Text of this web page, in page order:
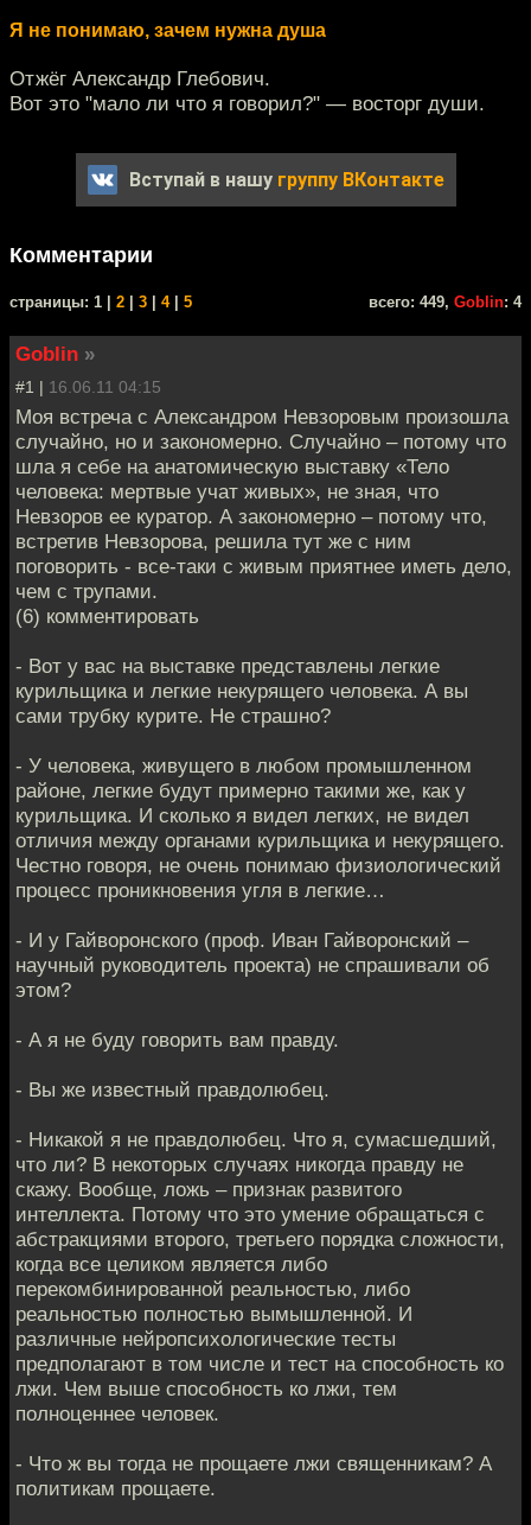
Я не понимаю, зачем нужна душа
Отжёг Александр Глебович.
Вот это "мало ли что я говорил?" — восторг души.
Вступай в нашу группу ВКонтакте
Комментарии
cтраницы: 1 | 2 3 4| 5 всего: 449, Goblin: 4
Goblin »
#1 | 16.06.11 04:15
Моя встреча с Александром Невзоровым произошла
случайно, но и закономерно. Случайно – потому что
шла я себе на анатомическую выставку «Тело
человека: мертвые учат живых», не зная, что
Невзоров ее куратор. А закономерно – потому что,
встретив Невзорова, решила тут же с ним
поговорить - все-таки с живым приятнее иметь дело,
чем с трупами.
(6) комментировать
- Вот у вас на выставке представлены легкие
курильщика и легкие некурящего человека. А вы
сами трубку курите. Не страшно?
- У человека, живущего в любом промышленном
районе, легкие будут примерно такими же, как у
курильщика. И сколько я видел легких, не видел
отличия между органами курильщика и некурящего.
Честно говоря, не очень понимаю физиологический
процесс проникновения угля в легкие…
- И у Гайворонского (проф. Иван Гайворонский –
научный руководитель проекта) не спрашивали об
этом?
- А я не буду говорить вам правду.
- Вы же известный правдолюбец.
- Никакой я не правдолюбец. Что я, сумасшедший,
что ли? В некоторых случаях никогда правду не
скажу. Вообще, ложь – признак развитого
интеллекта. Потому что это умение обращаться с
абстракциями второго, третьего порядка сложности,
когда все целиком является либо
перекомбинированной реальностью, либо
реальностью полностью вымышленной. И
различные нейропсихологические тесты
предполагают в том числе и тест на способность ко
лжи. Чем выше способность ко лжи, тем
полноценнее человек.
- Что ж вы тогда не прощаете лжи священникам? А
политикам прощаете.